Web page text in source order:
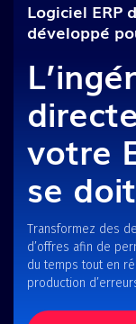
Logiciel ERP
développé
votre
se
Transformez des
d’offres afin de
du temps tout en
production